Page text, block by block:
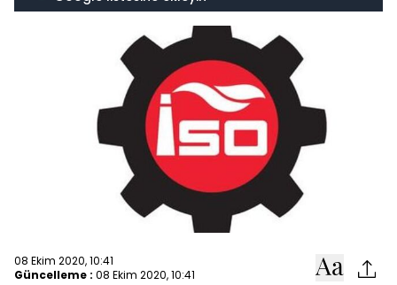
08 Ekim 2020, 10:41
Güncelleme : 08 Ekim 2020, 10:41